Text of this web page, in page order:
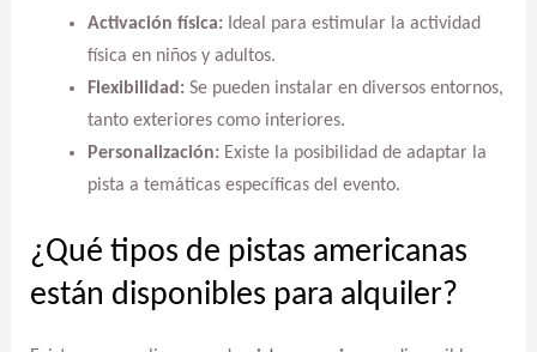
Activación física:Ideal para estimular la actividad
física en niños y adultos.
Flexibilidad:Se pueden instalar en diversos entornos,
tanto exteriores como interiores.
Personalización:Existe la posibilidad de adaptar la
pista a temáticas específicas del evento.
¿Qué tipos de pistas americanas
están disponibles para alquiler?